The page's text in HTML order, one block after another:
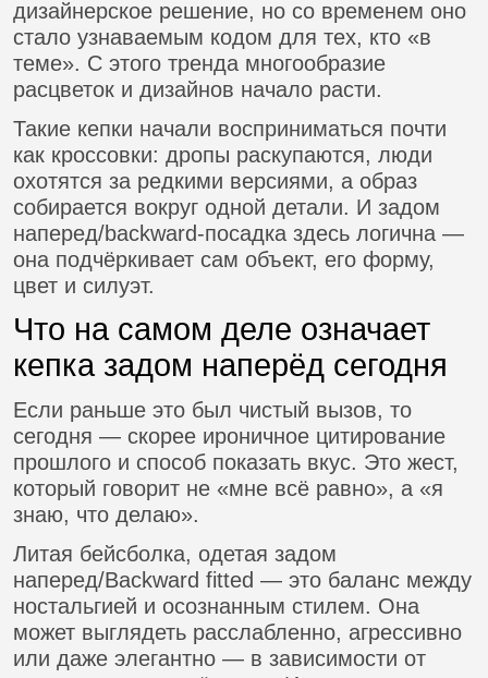
дизайнерское решение, но со временем оно
стало узнаваемым кодом для тех, кто «в
теме». С этого тренда многообразие
расцветок и дизайнов начало расти.
Такие кепки начали восприниматься почти
как кроссовки: дропы раскупаются, люди
охотятся за редкими версиями, а образ
собирается вокруг одной детали. И задом
наперед/backward-посадка здесь логична —
она подчёркивает сам объект, его форму,
цвет и силуэт.
Что на самом деле означает
кепка задом наперёд сегодня
Если раньше это был чистый вызов, то
сегодня — скорее ироничное цитирование
прошлого и способ показать вкус. Это жест,
который говорит не «мне всё равно», а «я
знаю, что делаю».
Литая бейсболка, одетая задом
наперед/Backward fitted — это баланс между
ностальгией и осознанным стилем. Она
может выглядеть расслабленно, агрессивно
или даже элегантно — в зависимости от